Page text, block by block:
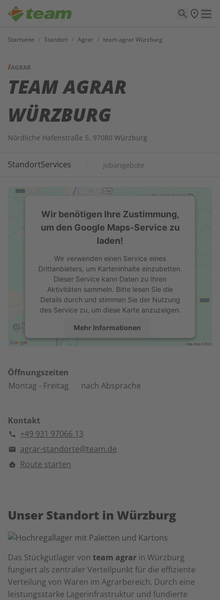
Startseite / Standort / Agrar / team agrar Würzburg
AGRAR
TEAM AGRAR
WÜRZBURG
Nördliche Hafenstraße 5, 97080 Würzburg
StandortServices Jobangebote
Wir benötigen Ihre Zustimmung,
um den Google Maps-Service zu
laden!
Wir verwenden einen Service eines
Drittanbieters, um Karteninhalte einzubetten.
Dieser Service kann Daten zu Ihren
Aktivitäten sammeln. Bitte lesen Sie die
Details durch und stimmen Sie der Nutzung
des Service zu, um diese Karte anzuzeigen.
Mehr Informationen
powered by
Management Platform
Öffnungszeiten
Montag - Freitag nach Absprache
Kontakt
+49 931 97066 13
agrar-standorte@team.de
Route starten
Unser Standort in Würzburg
Das Stückgutlager von team agrar in Würzburg
fungiert als zentraler Verteilpunkt für die effiziente
Verteilung von Waren im Agrarbereich. Durch eine
leistungsstarke Lagerinfrastruktur und fundierte